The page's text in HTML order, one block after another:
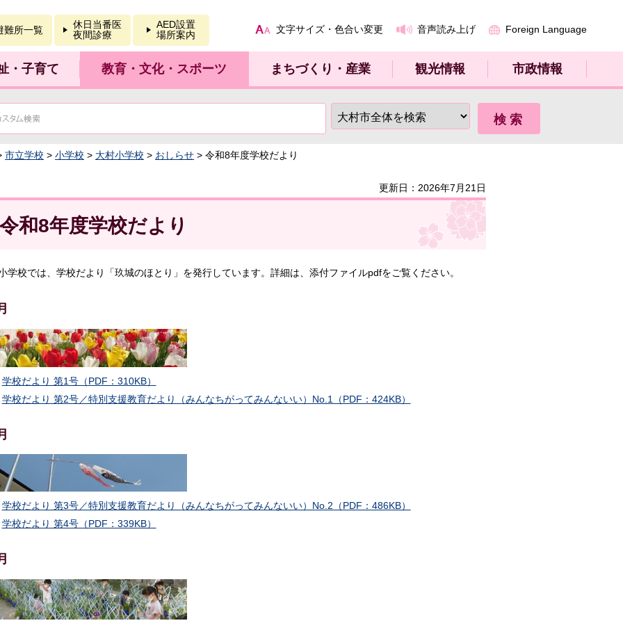
難所一覧
休日当番医
夜間診療
AED設置
場所案内
文字サイズ・色合い変更 音声読み上げ Foreign Language
・子育て 教育・文化・スポーツ まちづくり・産業 観光情報 市政情報
市立学校 > 小学校 > 大村小学校 > おしらせ > 令和8年度学校だより
更新日：2026年7月21日
令和8年度学校だより
学校では、学校だより「玖城のほとり」を発行しています。詳細は、添付ファイルpdfをご覧ください。
学校だより 第1号（PDF：310KB）
学校だより 第2号／特別支援教育だより（みんなちがってみんないい）No.1（PDF：424KB）
学校だより 第3号／特別支援教育だより（みんなちがってみんないい）No.2（PDF：486KB）
学校だより 第4号（PDF：339KB）